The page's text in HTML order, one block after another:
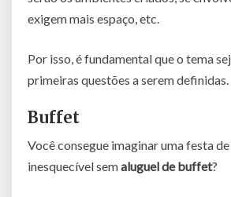
exigem mais espaço, etc.
Por isso, é fundamental que o tema
primeiras questões a serem definidas.
Buffet
Você consegue imaginar uma festa
inesquecível semaluguel de buffet?